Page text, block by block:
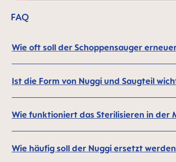
FAQ
Wie oft soll der Schoppensauger
Ist die Form von Nuggi und Saugteil
Wie funktioniert das Sterilisieren in der
Wie häufig soll der Nuggi ersetzt